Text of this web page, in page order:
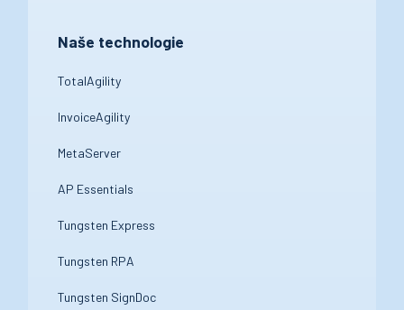
Naše technologie
TotalAgility
InvoiceAgility
MetaServer
AP Essentials
Tungsten Express
Tungsten RPA
Tungsten SignDoc